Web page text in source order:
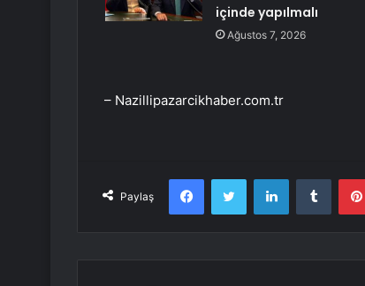
içinde yapılmalı
Ağustos 7, 2026
– Nazillipazarcikhaber.com.tr
Paylaş
FacebookTwitter LinkedIn